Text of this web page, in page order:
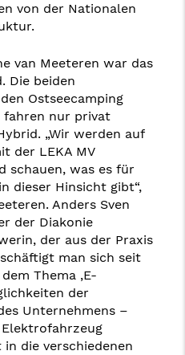
von der Nationalen
van Meeteren war das
Die beiden
Ostseecamping
fahren nur privat
„Wir werden auf
der LEKA MV
schauen, was es für
dieser Hinsicht gibt“,
Anders Sven
der Diakonie
der aus der Praxis
man sich seit
Thema ‚E-
der
Unternehmens –
die verschiedenen